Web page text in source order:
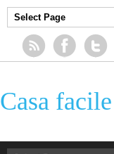
Casa